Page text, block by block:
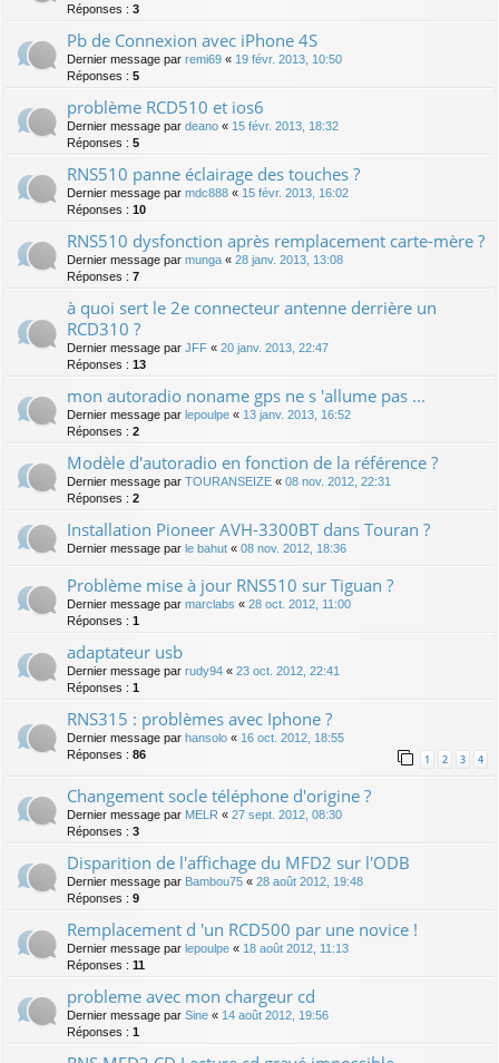
Réponses : 3
Pb de Connexion avec iPhone 4S
Dernier message par remi69 « 19 févr. 2013, 10:50
Réponses : 5
problème RCD510 et ios6
Dernier message par deano « 15 févr. 2013, 18:32
Réponses : 5
RNS510 panne éclairage des touches ?
Dernier message par mdc888 « 15 févr. 2013, 16:02
Réponses : 10
RNS510 dysfonction après remplacement carte-mère ?
Dernier message par munga « 28 janv. 2013, 13:08
Réponses : 7
à quoi sert le 2e connecteur antenne derrière un
RCD310 ?
Dernier message par JFF « 20 janv. 2013, 22:47
Réponses : 13
mon autoradio noname gps ne s 'allume pas ...
Dernier message par lepoulpe « 13 janv. 2013, 16:52
Réponses : 2
Modèle d'autoradio en fonction de la référence ?
Dernier message par TOURANSEIZE « 08 nov. 2012, 22:31
Réponses : 2
Installation Pioneer AVH-3300BT dans Touran ?
Dernier message par le bahut « 08 nov. 2012, 18:36
Problème mise à jour RNS510 sur Tiguan ?
Dernier message par marclabs « 28 oct. 2012, 11:00
Réponses : 1
adaptateur usb
Dernier message par rudy94 « 23 oct. 2012, 22:41
Réponses : 1
RNS315 : problèmes avec Iphone ?
Dernier message par hansolo « 16 oct. 2012, 18:55
Réponses : 86 1 2 3 4
Changement socle téléphone d'origine ?
Dernier message par MELR « 27 sept. 2012, 08:30
Réponses : 3
Disparition de l'affichage du MFD2 sur l'ODB
Dernier message par Bambou75 « 28 août 2012, 19:48
Réponses : 9
Remplacement d 'un RCD500 par une novice !
Dernier message par lepoulpe « 18 août 2012, 11:13
Réponses : 11
probleme avec mon chargeur cd
Dernier message par Sine « 14 août 2012, 19:56
Réponses : 1